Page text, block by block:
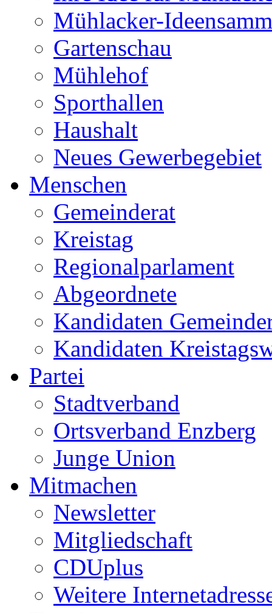
Mühlacker-
Gartenschau
Mühlehof
Sporthallen
Haushalt
Neues Gewerbegebiet
Menschen
Gemeinderat
Kreistag
Regionalparlament
Abgeordnete
Kandidaten
Kandidaten
Partei
Stadtverband
Ortsverband Enzberg
Junge Union
Mitmachen
Newsletter
Mitgliedschaft
CDUplus
Weitere